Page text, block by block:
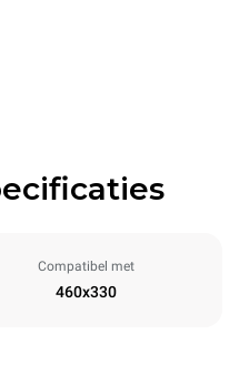
Compatibel met
460x330